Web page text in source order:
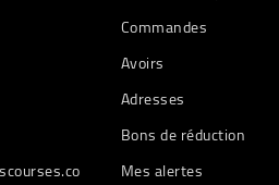
Commandes
Avoirs
Adresses
Bons de réduction
Mes alertes